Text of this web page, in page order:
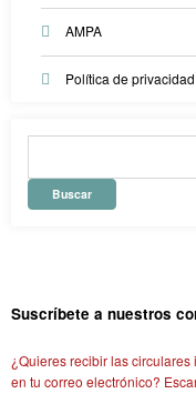
AMPA
Política de privacidad
Suscríbete a nuestros
¿Quieres recibir las
en tu correo electrónico?